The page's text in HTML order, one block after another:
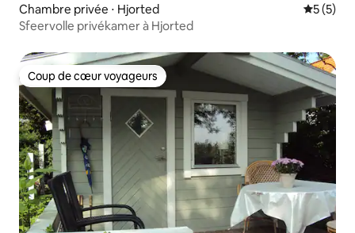
Chambre privée ⋅ Hjorted
5 (5)
Sfeervolle privékamer à Hjorted
Coup de cœur voyageurs
Coup de cœur voyageurs